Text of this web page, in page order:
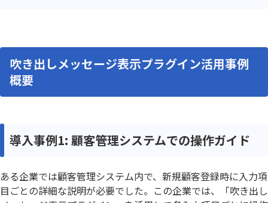
吹き出しメッセージ表示プラグイン活用事例
概要
導入事例1: 顧客管理システムでの操作ガイド
ある企業では顧客管理システム内で、新規顧客登録時に入力項
目ごとの詳細な説明が必要でした。この企業では、「吹き出し